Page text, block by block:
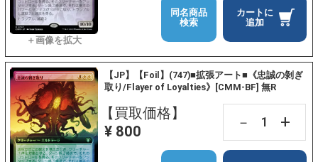
カートに
追加
同名商品
検索
【JP】【Foil】(747)■拡張アート■《忠誠の剝ぎ
取り/Flayer of Loyalties》[CMM-BF] 無R
【買取価格】
¥ 800
－ +